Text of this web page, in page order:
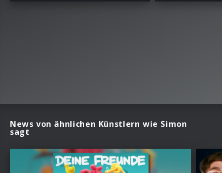
News von ähnlichen Künstlern wie Simon
sagt